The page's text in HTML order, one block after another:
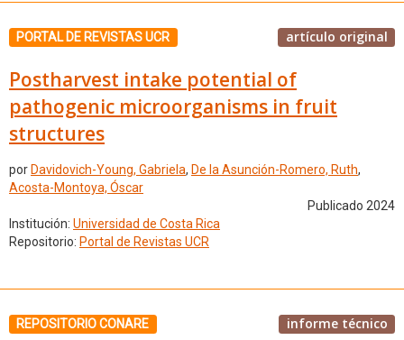
PORTAL DE REVISTAS UCR artículo original
Postharvest intake potential of
pathogenic microorganisms in fruit
structures
por Davidovich-Young, Gabriela, De la Asunción-Romero, Ruth,
Acosta-Montoya, Óscar
Publicado 2024
Institución: Universidad de Costa Rica
Repositorio: Portal de Revistas UCR
REPOSITORIO CONARE informe técnico